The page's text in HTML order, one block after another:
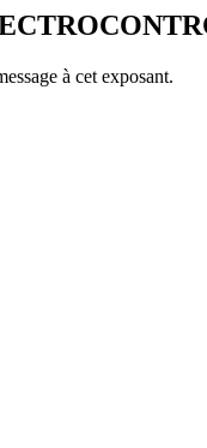
à cet exposant.